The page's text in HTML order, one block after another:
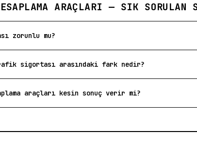
ARAÇLARI — SIK SORULAN
zorunlu mu?
sigortası arasındaki fark nedir?
araçları kesin sonuç verir mi?